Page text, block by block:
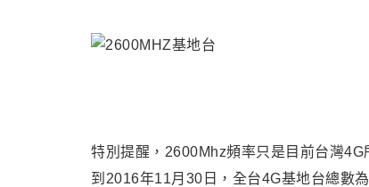
特別提醒 ， 2600Mhz頻率只是目前台灣4G
到2016年11月30日，全台4G基地台總數為